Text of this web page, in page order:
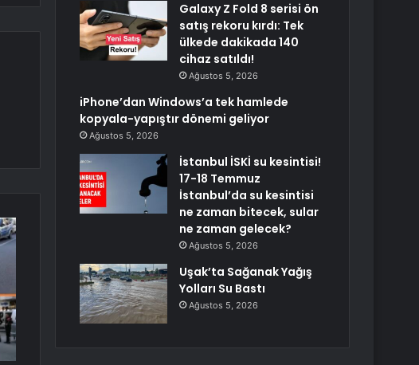
Galaxy Z Fold 8 serisi ön
satış rekoru kırdı: Tek
ülkede dakikada 140
cihaz satıldı!
Ağustos 5, 2026
iPhone’dan Windows’a tek hamlede
kopyala-yapıştır dönemi geliyor
Ağustos 5, 2026
İstanbul İSKİ su kesintisi!
17-18 Temmuz
İstanbul’da su kesintisi
ne zaman bitecek, sular
ne zaman gelecek?
Ağustos 5, 2026
Uşak’ta Sağanak Yağış
Yolları Su Bastı
Ağustos 5, 2026